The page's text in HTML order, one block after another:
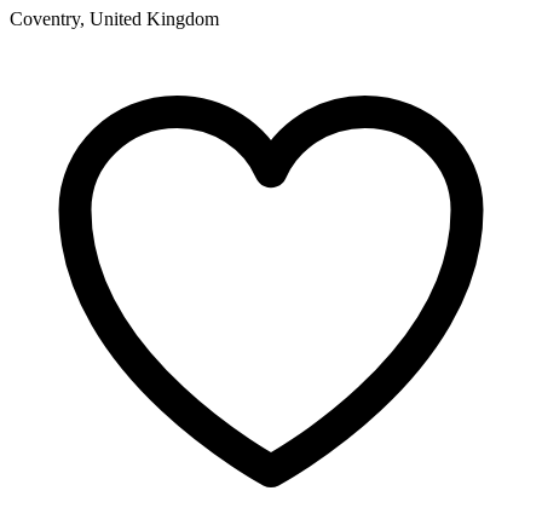
Coventry, United Kingdom